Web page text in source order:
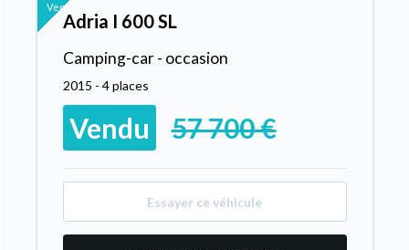
Vendu
Adria I 600 SL
Camping-car - occasion
2015 - 4 places
Vendu 57 700 €
Essayer ce véhicule